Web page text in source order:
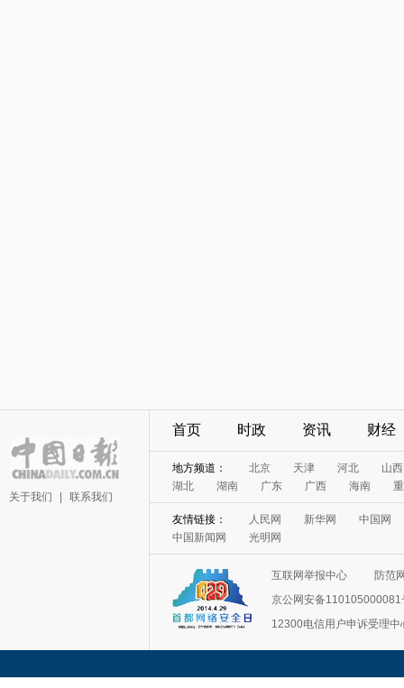
关于我们 联系我们
首页 时政 资讯 财经
地方频道： 北京 天津 河北
山西
湖北
湖南 广东 广西 海南
友情链接： 人民网 新华网
中国网
中国新闻网
光明网
互联网举报中心
防范
京公网安备110105000081
12300电信用户申诉受理中